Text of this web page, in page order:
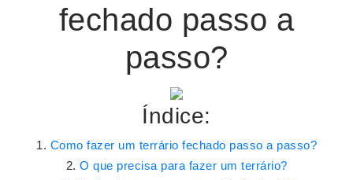
fechado passo a
passo?
Índice:
Como fazer um terrário fechado passo a passo?
O que precisa para fazer um terrário?